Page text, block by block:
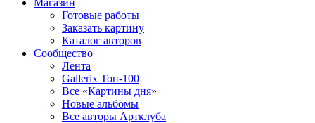
Магазин
Готовые работы
Заказать картину
Каталог авторов
Сообщество
Лента
Gallerix Топ-100
Все «Картины дня»
Новые альбомы
Все авторы Артклуба